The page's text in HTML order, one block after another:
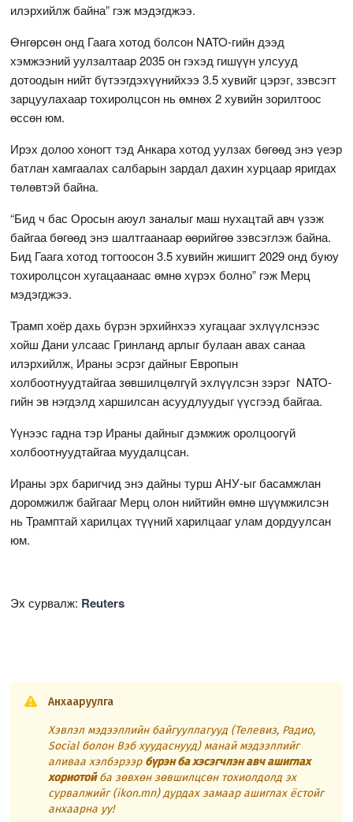
илэрхийлж байна” гэж мэдэгджээ.
Өнгөрсөн онд Гаага хотод болсон NATO-гийн дээд
хэмжээний уулзалтаар 2035 он гэхэд гишүүн улсууд
дотоодын нийт бүтээгдэхүүнийхээ 3.5 хувийг цэрэг, зэвсэгт
зарцуулахаар тохиролцсон нь өмнөх 2 хувийн зорилтоос
өссөн юм.
Ирэх долоо хоногт тэд Анкара хотод уулзах бөгөөд энэ үеэр
батлан хамгаалах салбарын зардал дахин хурцаар яригдах
төлөвтэй байна.
“Бид ч бас Оросын аюул заналыг маш нухацтай авч үзэж
байгаа бөгөөд энэ шалтгаанаар өөрийгөө зэвсэглэж байна.
Бид Гаага хотод тогтоосон 3.5 хувийн жишигт 2029 онд буюу
тохиролцсон хугацаанаас өмнө хүрэх болно” гэж Мерц
мэдэгджээ.
Трамп хоёр дахь бүрэн эрхийнхээ хугацааг эхлүүлснээс
хойш Дани улсаас Гринланд арлыг булаан авах санаа
илэрхийлж, Ираны эсрэг дайныг Европын
холбоотнуудтайгаа зөвшилцөлгүй эхлүүлсэн зэрэг NATO-
гийн эв нэгдэлд харшилсан асуудлуудыг үүсгээд байгаа.
Үүнээс гадна тэр Ираны дайныг дэмжиж оролцоогүй
холбоотнуудтайгаа муудалцсан.
Ираны эрх баригчид энэ дайны турш АНУ-ыг басамжлан
доромжилж байгааг Мерц олон нийтийн өмнө шүүмжилсэн
нь Трамптай харилцах түүний харилцааг улам дордуулсан
юм.
Эх сурвалж: Reuters
Анхааруулга
Хэвлэл мэдээллийн байгууллагууд (Телевиз, Радио,
Social болон Вэб хуудаснууд) манай мэдээллийг
аливаа хэлбэрээр бүрэн ба хэсэгчлэн авч ашиглах
хориотойба зөвхөн зөвшилцсөн тохиолдолд эх
сурвалжийг (ikon.mn) дурдах замаар ашиглах ёстойг
анхаарна уу!